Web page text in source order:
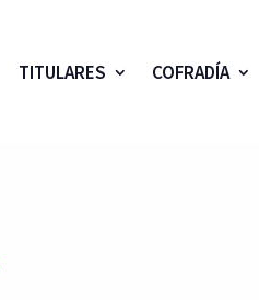
TITULARES COFRADÍA